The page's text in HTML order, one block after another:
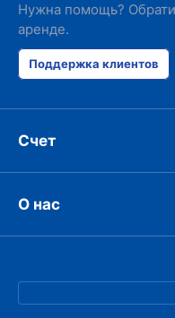
Нужна помощь?
аренде.
Поддержка клиентов
Счет
О нас